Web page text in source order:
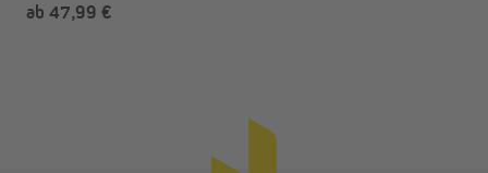
ab 47,99 €